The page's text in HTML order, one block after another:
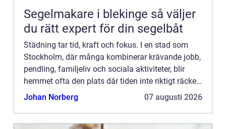
Segelmakare i blekinge så väljer
du rätt expert för din segelbåt
Städning tar tid, kraft och fokus. I en stad som
Stockholm, där många kombinerar krävande jobb,
pendling, familjeliv och sociala aktiviteter, blir
hemmet ofta den plats där tiden inte riktigt räcker
till. Samtidigt p&ar...
Johan Norberg 07 augusti 2026